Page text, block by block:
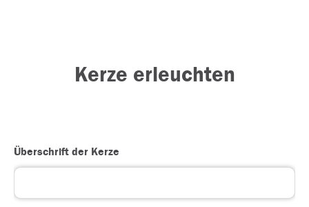
Kerze erleuchten
Überschrift der Kerze